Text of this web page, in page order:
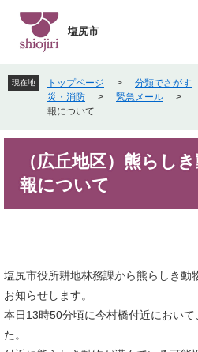
先
頭
。
を
飛
て
塩尻市
現在地 トップページ > 分類でさがす
災・消防
> 緊急メール >
報について
（広丘地区）熊らし
報について
塩尻市役所耕地林務課から熊らしき動
お知らせします。
本日13時50分頃に今村橋付近におい
た。